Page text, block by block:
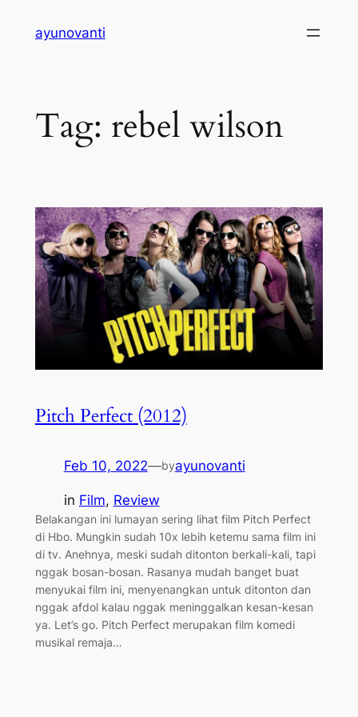
ayunovanti
Tag: rebel wilson
Pitch Perfect (2012)
Feb 10, 2022—byayunovanti
in Film, Review
Belakangan ini lumayan sering lihat film Pitch Perfect
di Hbo. Mungkin sudah 10x lebih ketemu sama film ini
di tv. Anehnya, meski sudah ditonton berkali-kali, tapi
nggak bosan-bosan. Rasanya mudah banget buat
menyukai film ini, menyenangkan untuk ditonton dan
nggak afdol kalau nggak meninggalkan kesan-kesan
ya. Let’s go. Pitch Perfect merupakan film komedi
musikal remaja…